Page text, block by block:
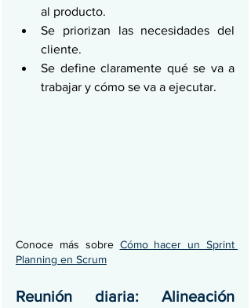
al producto.
Se priorizan las necesidades del
cliente.
Se define claramente qué se va a
trabajar y cómo se va a ejecutar.
Conoce más sobre Cómo hacer un Sprint
Planning en Scrum
Reunión diaria: Alineación